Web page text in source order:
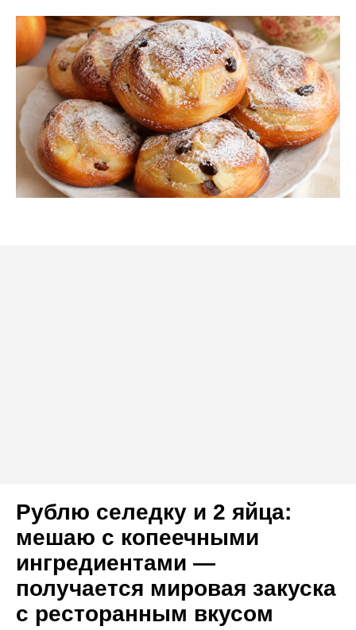
Рублю селедку и 2 яйца:
мешаю с копеечными
ингредиентами —
получается мировая закуска
с ресторанным вкусом